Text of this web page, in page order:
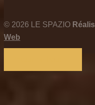
© 2026 LE SPAZIO
Web